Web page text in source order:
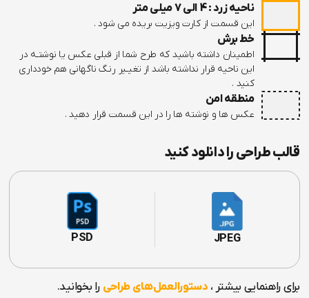
ناحیه زرد : 4 الی 7 میلی متر
این قسمت از کارت ویزیت بریده می شود .
خط برش
اطمینان داشته باشید که طرح شما از قبلی عکس یا نوشتـه در
این ناحیه قرار نداشته باشد از تغیـیر رنـگ ناگهانی هم خودداری
کنید .
منطقه امن
عکس ها و نوشته ها را در این قسمت قرار دهید .
قالب طراحی را دانلود کنید
JPEG
PSD
برای راهنمایی بیشتر ، دستورالعمل‌های طراحی را بخوانید.